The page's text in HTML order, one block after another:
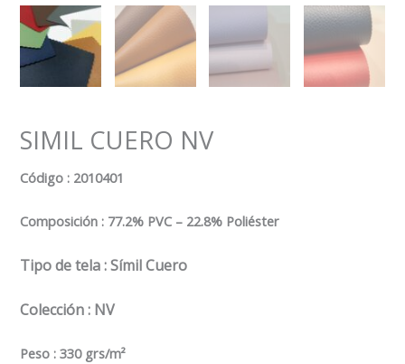
SIMIL CUERO NV
Código : 2010401
Composición : 77.2% PVC – 22.8% Poliéster
Tipo de tela: Símil Cuero
Colección : NV
Peso : 330 grs/m²